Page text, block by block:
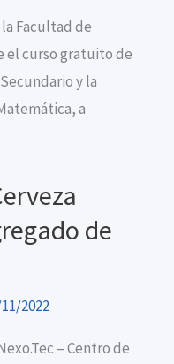
la Facultad de
el curso gratuito de
y la
a
de
2022
– Centro de